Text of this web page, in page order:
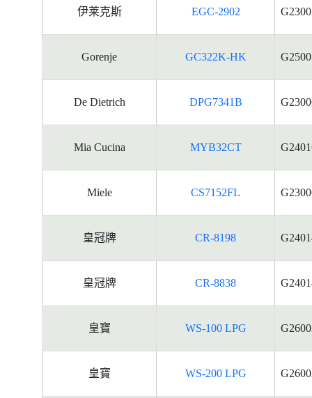
伊莱克斯 EGC-2902
Gorenje GC322K-HK
De Dietrich DPG7341B
Mia Cucina MYB32CT
Miele CS7152FL
皇冠牌 CR-8198
皇冠牌 CR-8838
皇寶 WS-100 LPG
皇寶 WS-200 LPG